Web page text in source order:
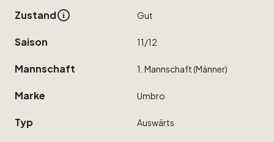
Zustand Gut
Saison 11​/​12
Mannschaft 1. Mannschaft(Männer)
Marke Umbro
Typ Auswärts